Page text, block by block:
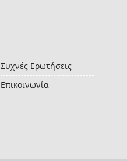
Συχνές Ερωτήσεις
Επικοινωνία